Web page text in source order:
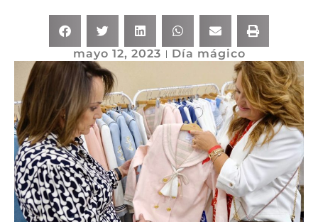
mayo 12, 2023 Día mágico